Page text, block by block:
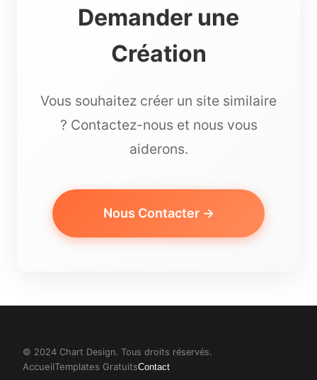
Demander une
Création
Vous souhaitez créer un site similaire
? Contactez-nous et nous vous
aiderons.
Nous Contacter →
© 2024 Chart Design. Tous droits réservés.
AccueilTemplates GratuitsContact